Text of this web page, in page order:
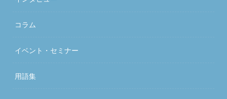
コラム
イベント・セミナー
用語集